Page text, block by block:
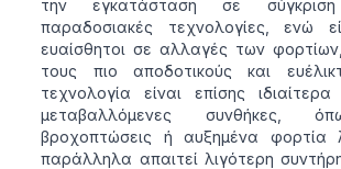
την εγκατάσταση σε
παραδοσιακές τεχνολογίες, ενώ
ευαίσθητοι σε αλλαγές των
τους πιο αποδοτικούς και
τεχνολογία είναι επίσης
μεταβαλλόμενες συνθήκες,
βροχοπτώσεις ή αυξημένα φορτία
παράλληλα απαιτεί λιγότερη